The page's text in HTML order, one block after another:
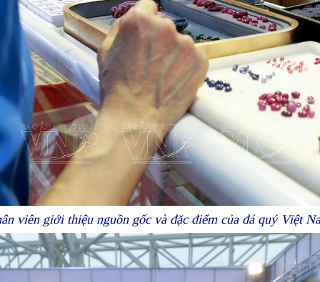
viên giới thiệu nguồn gốc và đặc điểm của đá quý Việt